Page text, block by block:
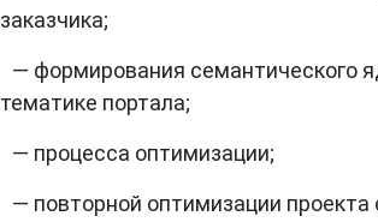
заказчика;
— формирования семантического
тематике портала;
— процесса оптимизации;
— повторной оптимизации проекта